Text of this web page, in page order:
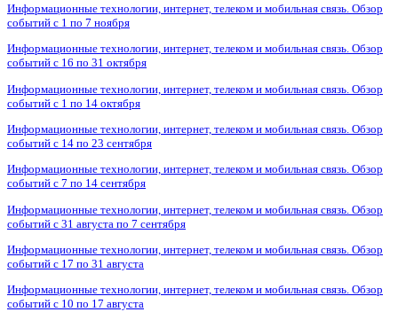
Информационные технологии, интернет, телеком и мобильная связь. Обзор
событий с 1 по 7 ноября
Информационные технологии, интернет, телеком и мобильная связь. Обзор
событий с 16 по 31 октября
Информационные технологии, интернет, телеком и мобильная связь. Обзор
событий с 1 по 14 октября
Информационные технологии, интернет, телеком и мобильная связь. Обзор
событий с 14 по 23 сентября
Информационные технологии, интернет, телеком и мобильная связь. Обзор
событий с 7 по 14 сентября
Информационные технологии, интернет, телеком и мобильная связь. Обзор
событий с 31 августа по 7 сентября
Информационные технологии, интернет, телеком и мобильная связь. Обзор
событий с 17 по 31 августа
Информационные технологии, интернет, телеком и мобильная связь. Обзор
событий с 10 по 17 августа